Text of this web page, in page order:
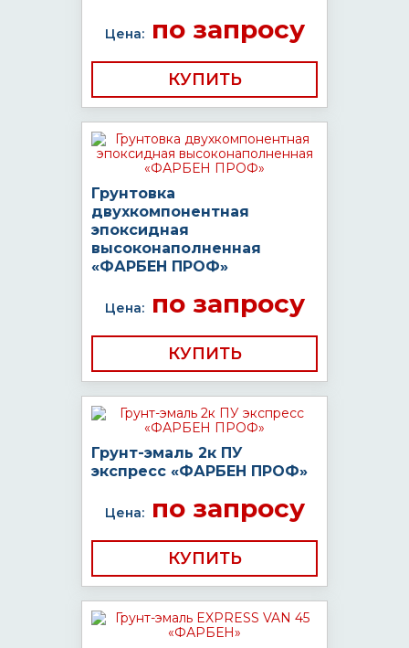
Цена:по запросу
КУПИТЬ
Грунтовка
двухкомпонентная
эпоксидная
высоконаполненная
«ФАРБЕН ПРОФ»
Цена:по запросу
КУПИТЬ
Грунт-эмаль 2к ПУ
экспресс «ФАРБЕН ПРОФ»
Цена:по запросу
КУПИТЬ